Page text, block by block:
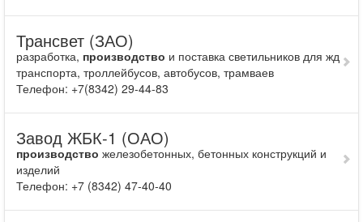
Трансвет (ЗАО)
разработка, производство и поставка светильников для жд
транспорта, троллейбусов, автобусов, трамваев
Телефон: +7(8342) 29-44-83
Завод ЖБК-1 (ОАО)
производство железобетонных, бетонных конструкций и
изделий
Телефон: +7 (8342) 47-40-40